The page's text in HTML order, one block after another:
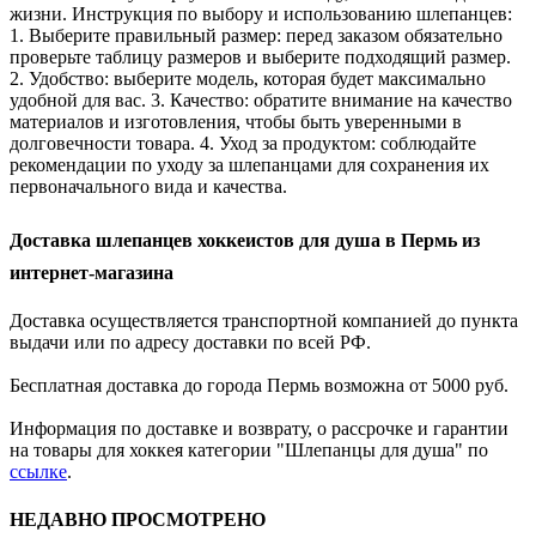
жизни. Инструкция по выбору и использованию шлепанцев:
1. Выберите правильный размер: перед заказом обязательно
проверьте таблицу размеров и выберите подходящий размер.
2. Удобство: выберите модель, которая будет максимально
удобной для вас. 3. Качество: обратите внимание на качество
материалов и изготовления, чтобы быть уверенными в
долговечности товара. 4. Уход за продуктом: соблюдайте
рекомендации по уходу за шлепанцами для сохранения их
первоначального вида и качества.
Доставка шлепанцев хоккеистов для душа в Пермь из
интернет-магазина
Доставка осуществляется транспортной компанией до пункта
выдачи или по адресу доставки по всей РФ.
Бесплатная доставка до города Пермь возможна от 5000 руб.
Информация по доставке и возврату, о рассрочке и гарантии
на товары для хоккея категории "Шлепанцы для душа" по
ссылке.
НЕДАВНО ПРОСМОТРЕНО